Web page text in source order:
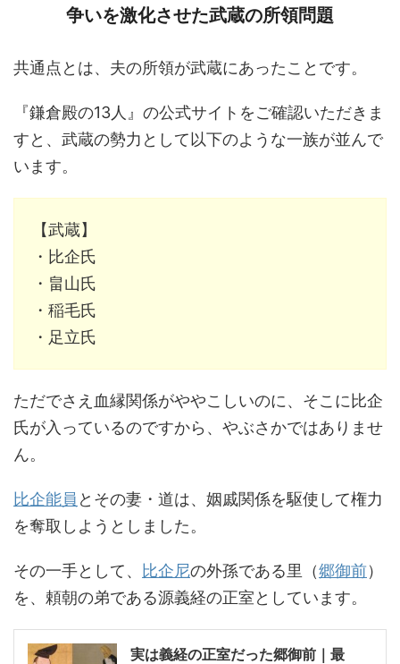
争いを激化させた武蔵の所領問題
共通点とは、夫の所領が武蔵にあったことです。
『鎌倉殿の13人』の公式サイトをご確認いただきま
すと、武蔵の勢力として以下のような一族が並んで
います。
【武蔵】
・比企氏
・畠山氏
・稲毛氏
・足立氏
ただでさえ血縁関係がややこしいのに、そこに比企
氏が入っているのですから、やぶさかではありませ
ん。
比企能員 とその妻・道は、姻戚関係を駆使して権力
を奪取しようとしました。
その一手として、 比企尼の外孫である里（郷御前）
を、頼朝の弟である源義経の正室としています。
実は義経の正室だった郷御前｜最